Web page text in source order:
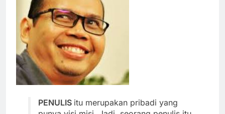
PENULIS itu merupakan pribadi yang